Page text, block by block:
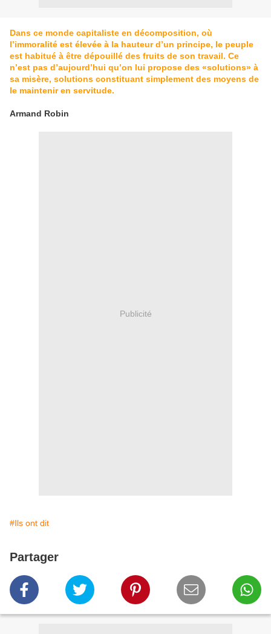
Dans ce monde capitaliste en décomposition, où
l’immoralité est élevée à la hauteur d’un principe, le peuple
est habitué à être dépouillé des fruits de son travail. Ce
n’est pas d’aujourd’hui qu’on lui propose des «solutions» à
sa misère, solutions constituant simplement des moyens de
le maintenir en servitude.
Armand Robin
Publicité
#Ils ont dit
Partager